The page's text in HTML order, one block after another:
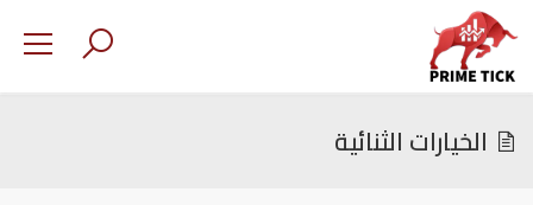
الخيارات الثنائية